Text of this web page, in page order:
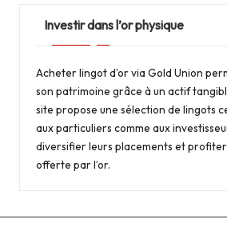
Investir dans l’or physique
Acheter lingot d’orvia Gold Union
son patrimoine grâce à un actif
site propose une sélection de lingots
aux particuliers comme aux
diversifier leurs placements et
offerte par l’or.